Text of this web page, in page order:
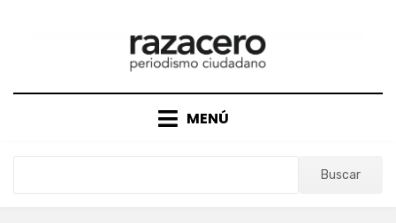
MENÚ
Buscar